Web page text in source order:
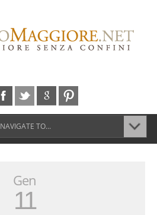
NAVIGATE TO...
Gen
11